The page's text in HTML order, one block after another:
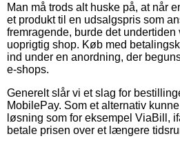
Man må trods alt huske på, at når
et produkt til en udsalgspris som
fremragende, burde det
uoprigtig shop. Køb med
ind under en anordning, der
e-shops.
Generelt slår vi et slag for
MobilePay. Som et alternativ
løsning som for eksempel ViaBill,
betale prisen over et længere